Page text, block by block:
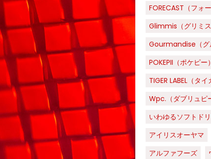
FORECAST（フォ
Glimmis（グリミス
Gourmandise（グ
POKEPII（ポケピー）
TIGER LABEL（タイ
Wpc.（ダブリュピ
いわゆるソフトド
アイリスオーヤマ
アルファフーズ